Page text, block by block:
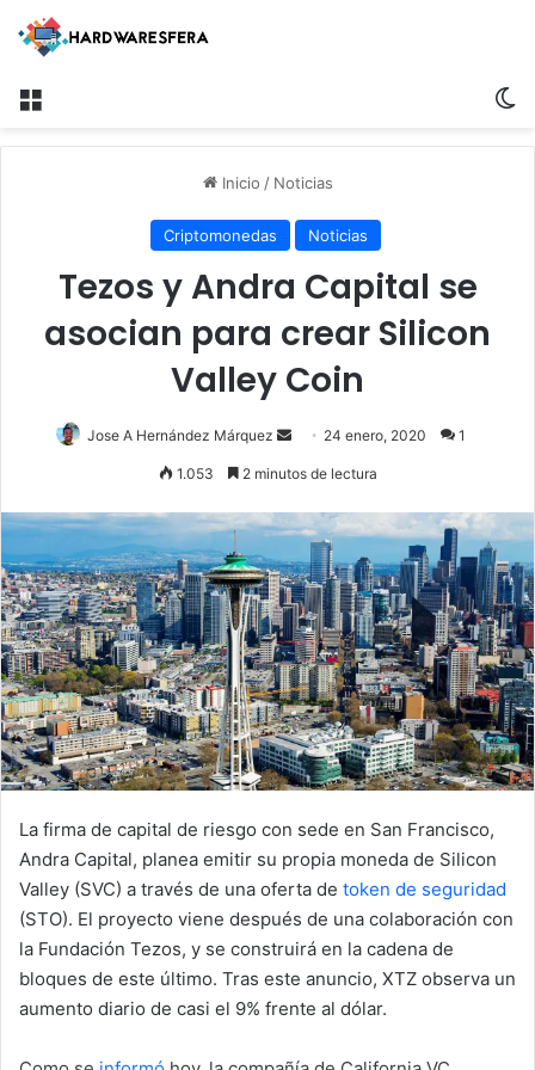
Menú
Inicio / Noticias
Criptomonedas Noticias
Tezos y Andra Capital se
asocian para crear Silicon
Valley Coin
Jose A Hernández Márquez
Send 24 enero, 2020 1
1.053 2 minutos de lectura
La firma de capital de riesgo con sede en San Francisco,
Andra Capital, planea emitir su propia moneda de Silicon
Valley (SVC) a través de una oferta de token de seguridad
(STO). El proyecto viene después de una colaboración con
la Fundación Tezos, y se construirá en la cadena de
bloques de este último. Tras este anuncio, XTZ observa un
aumento diario de casi el 9% frente al dólar.